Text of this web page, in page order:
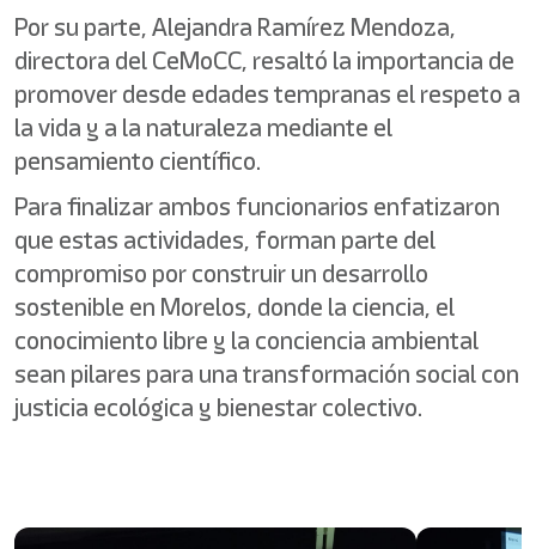
Por su parte, Alejandra Ramírez Mendoza,
directora del CeMoCC, resaltó la importancia de
promover desde edades tempranas el respeto a
la vida y a la naturaleza mediante el
pensamiento científico.
Para finalizar ambos funcionarios enfatizaron
que estas actividades, forman parte del
compromiso por construir un desarrollo
sostenible en Morelos, donde la ciencia, el
conocimiento libre y la conciencia ambiental
sean pilares para una transformación social con
justicia ecológica y bienestar colectivo.